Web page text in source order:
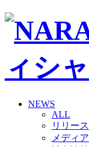
NEWS
ALL
リリース
メディア